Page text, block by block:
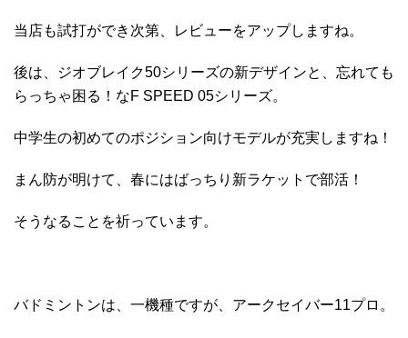
当店も試打ができ次第、レビューをアップしますね。
後は、ジオブレイク50シリーズの新デザインと、忘れても
らっちゃ困る！なF SPEED 05シリーズ。
中学生の初めてのポジション向けモデルが充実しますね！
まん防が明けて、春にはばっちり新ラケットで部活！
そうなることを祈っています。
バドミントンは、一機種ですが、アークセイバー11プロ。